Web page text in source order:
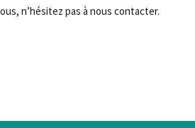
n’hésitez pas à nous contacter.